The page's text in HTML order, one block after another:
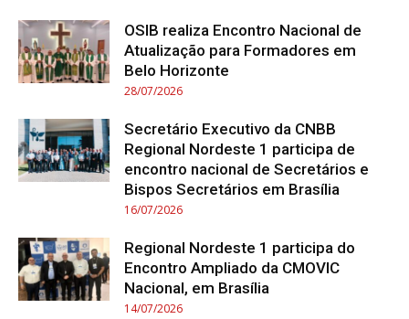
OSIB realiza Encontro Nacional de
Atualização para Formadores em
Belo Horizonte
28/07/2026
Secretário Executivo da CNBB
Regional Nordeste 1 participa de
encontro nacional de Secretários e
Bispos Secretários em Brasília
16/07/2026
Regional Nordeste 1 participa do
Encontro Ampliado da CMOVIC
Nacional, em Brasília
14/07/2026